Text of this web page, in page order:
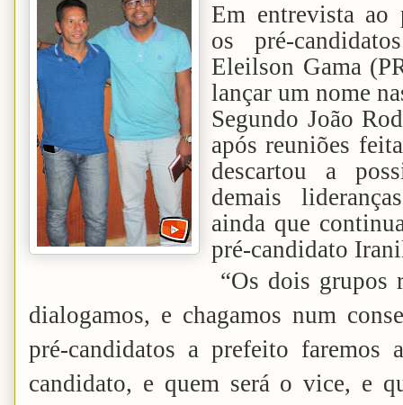
Em entrevista ao
os pré-
Eleilson Gama
lançar um nome
Segundo João
após reuniões
descartou a
demais
ainda que
pré-candidato
“Os dois grupos
dialogamos, e chagamos num
pré-candidatos a prefeito
candidato, e quem será o vice, e